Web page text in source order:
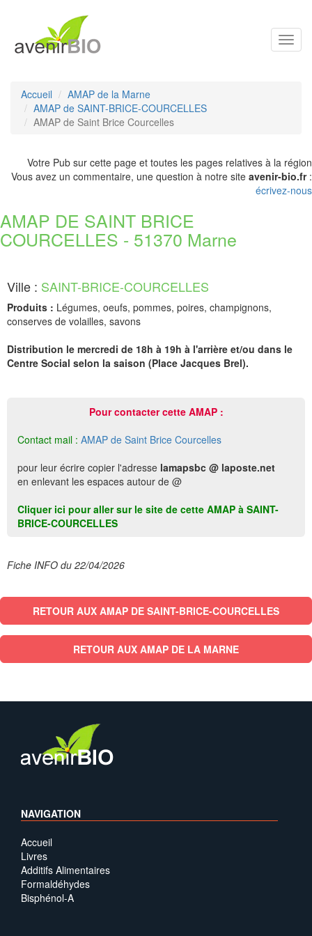
Accueil
AMAP de la Marne
AMAP de SAINT-BRICE-COURCELLES
AMAP de Saint Brice Courcelles
Votre Pub sur cette page et toutes les pages relatives à la région
Vous avez un commentaire, une question à notre site avenir-bio.fr:
écrivez-nous
AMAP DE SAINT BRICE
COURCELLES - 51370 Marne
Ville : SAINT-BRICE-COURCELLES
Produits : Légumes, oeufs, pommes, poires, champignons,
conserves de volailles, savons
Distribution le mercredi de 18h à 19h à l'arrière et/ou dans le
Centre Social selon la saison (Place Jacques Brel).
Pour contacter cette AMAP :
Contact mail : AMAP de Saint Brice Courcelles
pour leur écrire copier l'adresse lamapsbc @ laposte.net
en enlevant les espaces autour de @
Cliquer ici pour aller sur le site de cette AMAP à SAINT-
BRICE-COURCELLES
Fiche INFO du 22/04/2026
RETOUR AUX AMAP DE SAINT-BRICE-COURCELLES
RETOUR AUX AMAP DE LA MARNE
NAVIGATION
Accueil
Livres
Additifs Alimentaires
Formaldéhydes
Bisphénol-A